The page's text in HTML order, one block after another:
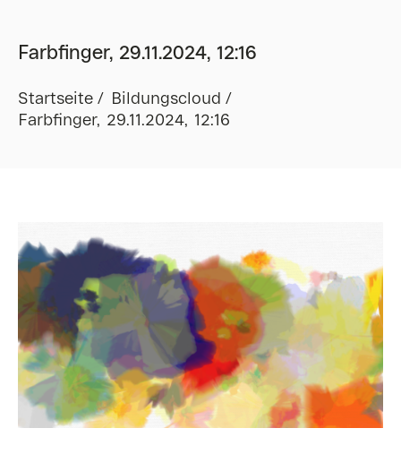
Farbfinger, 29.11.2024, 12:16
Startseite
Bildungscloud
Farbfinger, 29.11.2024, 12:16